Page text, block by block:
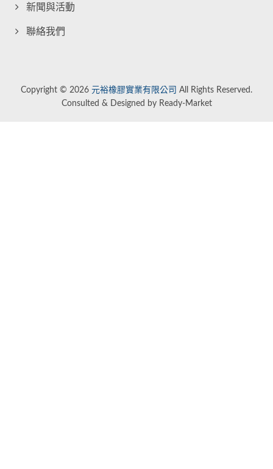
新聞與活動
聯絡我們
Copyright © 2026 元裕橡膠實業有限公司 All Rights Reserved.
Consulted & Designed by Ready-Market